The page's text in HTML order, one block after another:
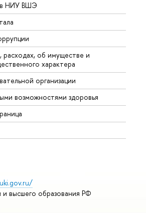
в НИУ ВШЭ
об имуществе и
характера
организации
возможностями здоровья
высшего образования РФ